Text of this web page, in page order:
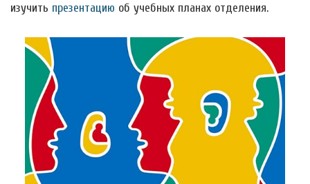
изучить презентацию об учебных планах отделения.